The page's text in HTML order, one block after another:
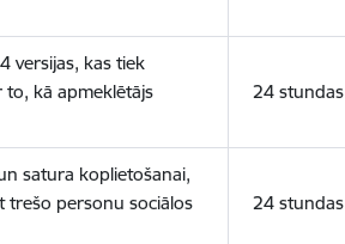
versijas, kas tiek
kā apmeklētājs
24 stundas
satura koplietošanai,
trešo personu sociālos
24 stundas